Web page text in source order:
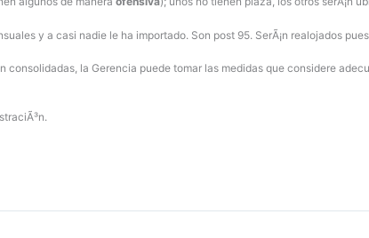
y a casi nadie le ha importado. Son post 95. SerÃ¡n realojados
la Gerencia puede tomar las medidas que considere